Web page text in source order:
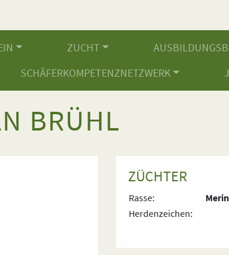
ZUCHT
SCHÄFERKOMPETENZNETZWERK
BRÜHL
ZÜCHTER
Rasse:
Herdenzeichen: